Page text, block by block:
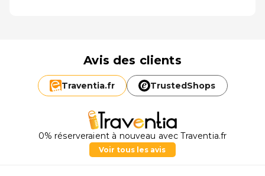
Avis des clients
Traventia.fr TrustedShops
0% réserveraient à nouveau avec Traventia.fr
Voir tous les avis